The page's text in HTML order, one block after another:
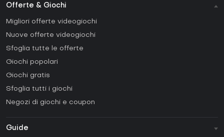
Offerte & Giochi
Migliori offerte videogiochi
Nuove offerte videogiochi
Sfoglia tutte le offerte
Giochi popolari
Giochi gratis
Sfoglia tutti i giochi
Negozi di giochi e coupon
Guide